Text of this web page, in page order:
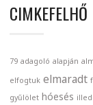
CIMKEFELHŐ
79 adagoló alapján
elfogtuk elmaradt
gyűlölet hóesés